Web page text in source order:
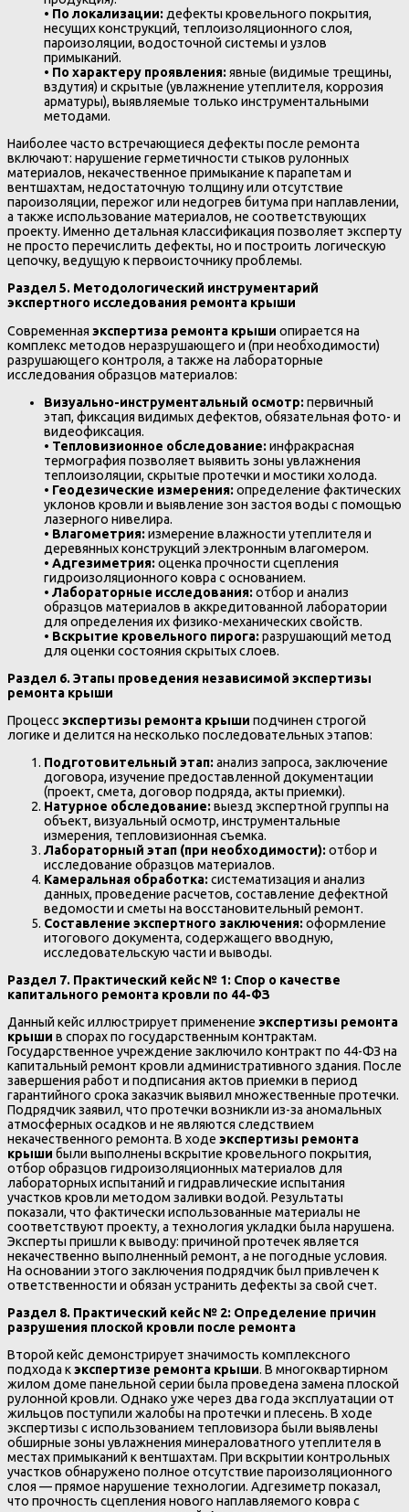
• По локализации:дефекты кровельного покрытия,
несущих конструкций, теплоизоляционного слоя,
пароизоляции, водосточной системы и узлов
примыканий.
• По характеру проявления:явные (видимые трещины,
вздутия) и скрытые (увлажнение утеплителя, коррозия
арматуры), выявляемые только инструментальными
методами.
Наиболее часто встречающиеся дефекты после ремонта
включают: нарушение герметичности стыков рулонных
материалов, некачественное примыкание к парапетам и
вентшахтам, недостаточную толщину или отсутствие
пароизоляции, пережог или недогрев битума при наплавлении,
а также использование материалов, не соответствующих
проекту. Именно детальная классификация позволяет эксперту
не просто перечислить дефекты, но и построить логическую
цепочку, ведущую к первоисточнику проблемы.
Раздел 5. Методологический инструментарий
экспертного исследования ремонта крыши
Современная экспертиза ремонта крыши опирается на
комплекс методов неразрушающего и (при необходимости)
разрушающего контроля, а также на лабораторные
исследования образцов материалов:
Визуально-инструментальный осмотр:первичный
этап, фиксация видимых дефектов, обязательная фото- и
видеофиксация.
• Тепловизионное обследование:инфракрасная
термография позволяет выявить зоны увлажнения
теплоизоляции, скрытые протечки и мостики холода.
• Геодезические измерения:определение фактических
уклонов кровли и выявление зон застоя воды с помощью
лазерного нивелира.
• Влагометрия:измерение влажности утеплителя и
деревянных конструкций электронным влагомером.
• Адгезиметрия:оценка прочности сцепления
гидроизоляционного ковра с основанием.
• Лабораторные исследования:отбор и анализ
образцов материалов в аккредитованной лаборатории
для определения их физико-механических свойств.
• Вскрытие кровельного пирога:разрушающий метод
для оценки состояния скрытых слоев.
Раздел 6. Этапы проведения независимой экспертизы
ремонта крыши
Процесс экспертизы ремонта крыши подчинен строгой
логике и делится на несколько последовательных этапов:
Подготовительный этап:анализ запроса, заключение
договора, изучение предоставленной документации
(проект, смета, договор подряда, акты приемки).
Натурное обследование:выезд экспертной группы на
объект, визуальный осмотр, инструментальные
измерения, тепловизионная съемка.
Лабораторный этап (при необходимости):отбор и
исследование образцов материалов.
Камеральная обработка:систематизация и анализ
данных, проведение расчетов, составление дефектной
ведомости и сметы на восстановительный ремонт.
Составление экспертного заключения:оформление
итогового документа, содержащего вводную,
исследовательскую части и выводы.
Раздел 7. Практический кейс № 1: Спор о качестве
капитального ремонта кровли по 44-ФЗ
Данный кейс иллюстрирует применение экспертизы ремонта
крыши в спорах по государственным контрактам.
Государственное учреждение заключило контракт по 44-ФЗ на
капитальный ремонт кровли административного здания. После
завершения работ и подписания актов приемки в период
гарантийного срока заказчик выявил множественные протечки.
Подрядчик заявил, что протечки возникли из-за аномальных
атмосферных осадков и не являются следствием
некачественного ремонта. В ходе экспертизы ремонта
крыши были выполнены вскрытие кровельного покрытия,
отбор образцов гидроизоляционных материалов для
лабораторных испытаний и гидравлические испытания
участков кровли методом заливки водой. Результаты
показали, что фактически использованные материалы не
соответствуют проекту, а технология укладки была нарушена.
Эксперты пришли к выводу: причиной протечек является
некачественно выполненный ремонт, а не погодные условия.
На основании этого заключения подрядчик был привлечен к
ответственности и обязан устранить дефекты за свой счет.
Раздел 8. Практический кейс № 2: Определение причин
разрушения плоской кровли после ремонта
Второй кейс демонстрирует значимость комплексного
подхода кэкспертизе ремонта крыши. В многоквартирном
жилом доме панельной серии была проведена замена плоской
рулонной кровли. Однако уже через два года эксплуатации от
жильцов поступили жалобы на протечки и плесень. В ходе
экспертизы с использованием тепловизора были выявлены
обширные зоны увлажнения минераловатного утеплителя в
местах примыканий к вентшахтам. При вскрытии контрольных
участков обнаружено полное отсутствие пароизоляционного
слоя — прямое нарушение технологии. Адгезиметр показал,
что прочность сцепления нового наплавляемого ковра с